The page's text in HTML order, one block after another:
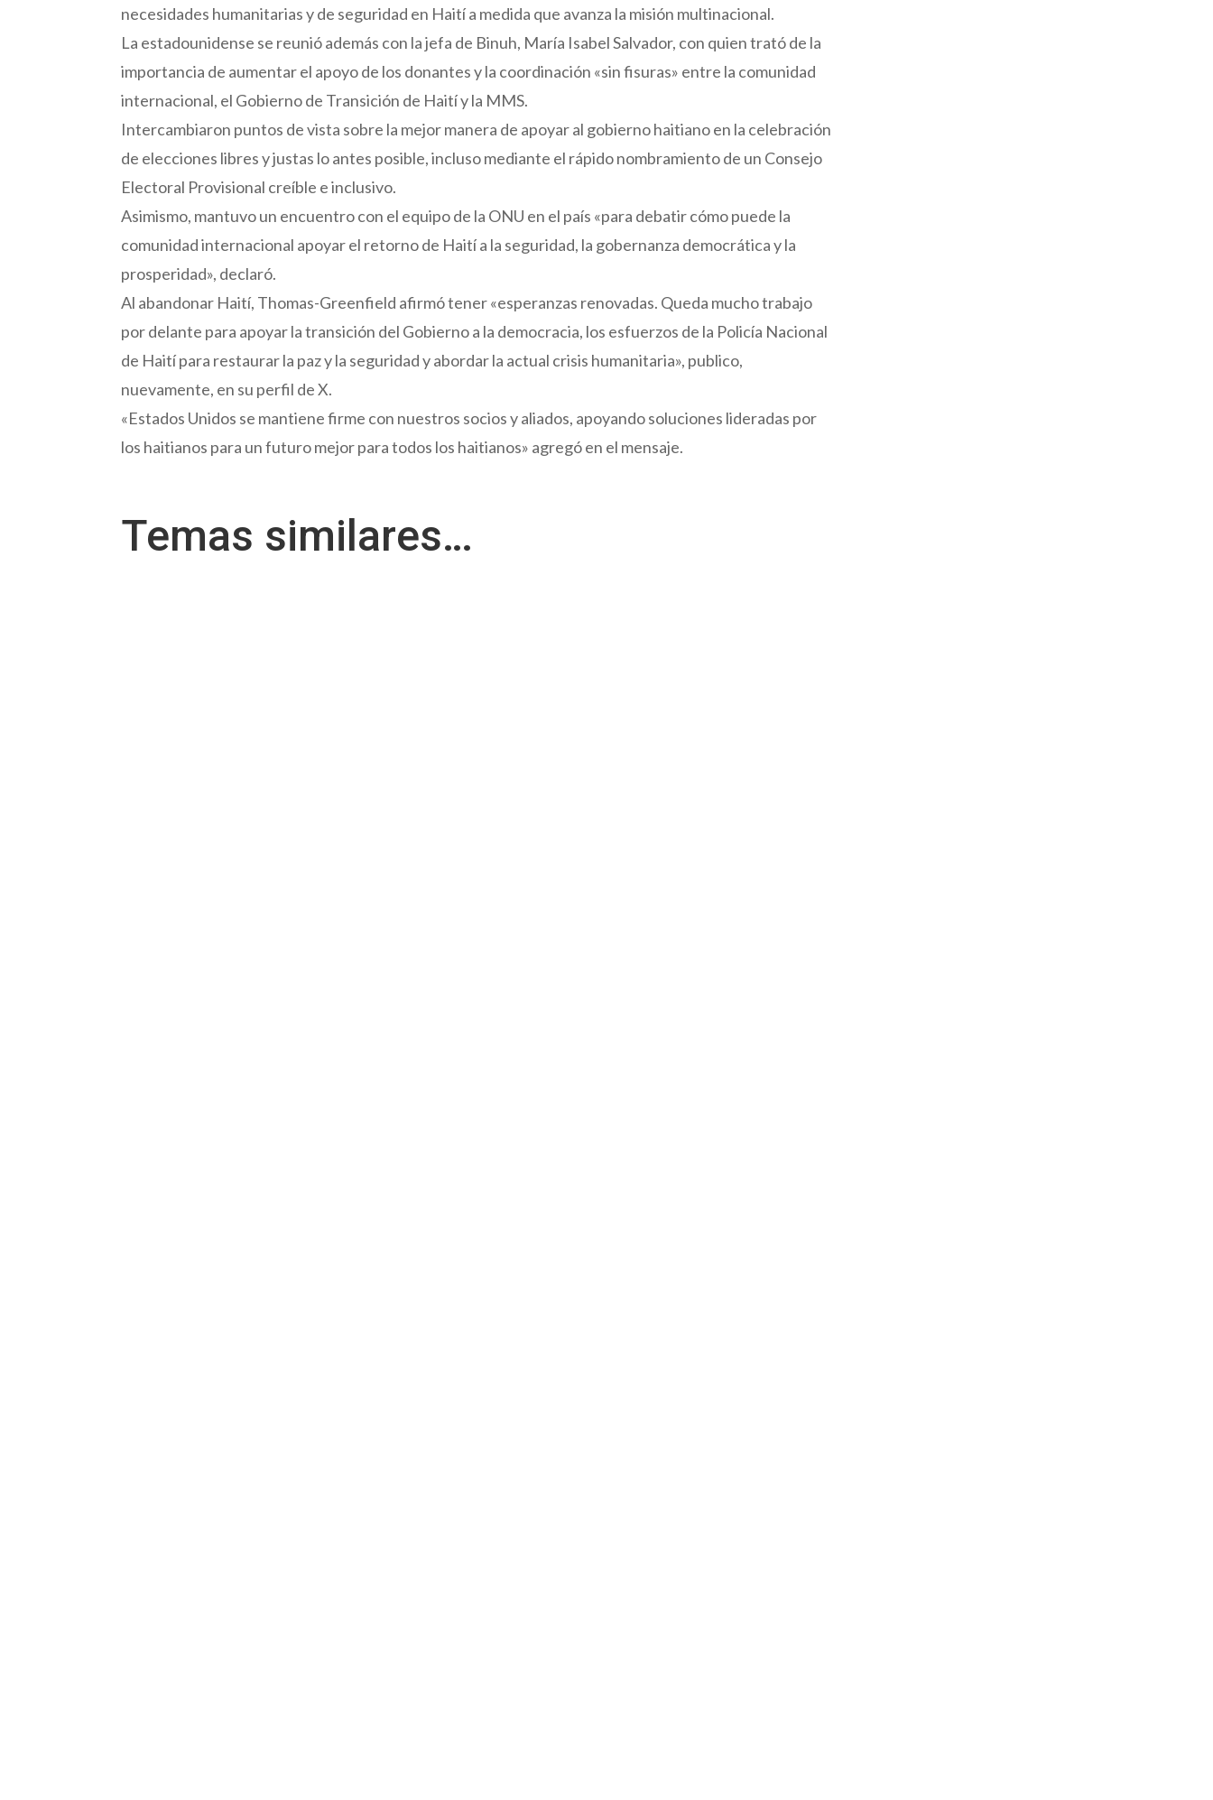
necesidades humanitarias y de seguridad en Haití a medida que avanza la misión multinacional.
La estadounidense se reunió además con la jefa de Binuh, María Isabel Salvador, con quien trató de la
importancia de aumentar el apoyo de los donantes y la coordinación «sin fisuras» entre la comunidad
internacional, el Gobierno de Transición de Haití y la MMS.
Intercambiaron puntos de vista sobre la mejor manera de apoyar al gobierno haitiano en la celebración
de elecciones libres y justas lo antes posible, incluso mediante el rápido nombramiento de un Consejo
Electoral Provisional creíble e inclusivo.
Asimismo, mantuvo un encuentro con el equipo de la ONU en el país «para debatir cómo puede la
comunidad internacional apoyar el retorno de Haití a la seguridad, la gobernanza democrática y la
prosperidad», declaró.
Al abandonar Haití, Thomas-Greenfield afirmó tener «esperanzas renovadas. Queda mucho trabajo
por delante para apoyar la transición del Gobierno a la democracia, los esfuerzos de la Policía Nacional
de Haití para restaurar la paz y la seguridad y abordar la actual crisis humanitaria», publico,
nuevamente, en su perfil de X.
«Estados Unidos se mantiene firme con nuestros socios y aliados, apoyando soluciones lideradas por
los haitianos para un futuro mejor para todos los haitianos» agregó en el mensaje.
Temas similares…